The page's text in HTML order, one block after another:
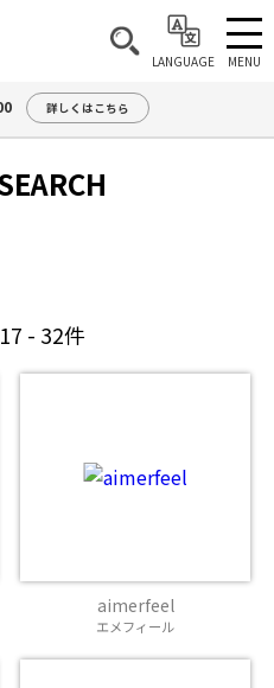
LANGUAGE MENU
詳しくはこちら
17 - 32件
aimerfeel
エメフィール